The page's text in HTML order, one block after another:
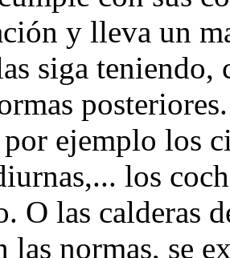
y lleva un
siga
ejemplo los
los
O las calderas
las normas, se